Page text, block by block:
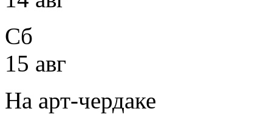
Сб
15 авг
На арт-чердаке